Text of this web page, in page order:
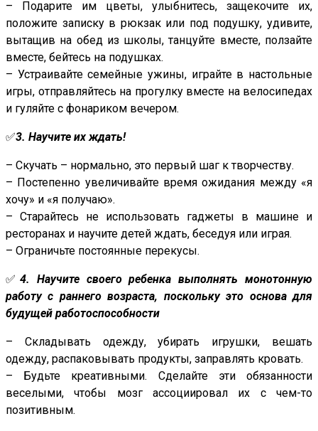
– Подарите им цветы, улыбнитесь, защекочите их,
положите записку в рюкзак или под подушку, удивите,
вытащив на обед из школы, танцуйте вместе, ползайте
вместе, бейтесь на подушках.
– Устраивайте семейные ужины, играйте в настольные
игры, отправляйтесь на прогулку вместе на велосипедах
и гуляйте с фонариком вечером.
✅3. Научите их ждать!
– Скучать – нормально, это первый шаг к творчеству.
– Постепенно увеличивайте время ожидания между «я
хочу» и «я получаю».
– Старайтесь не использовать гаджеты в машине и
ресторанах и научите детей ждать, беседуя или играя.
– Ограничьте постоянные перекусы.
✅ 4. Научите своего ребенка выполнять монотонную
работу с раннего возраста, поскольку это основа для
будущей работоспособности
– Складывать одежду, убирать игрушки, вешать
одежду, распаковывать продукты, заправлять кровать.
– Будьте креативными. Сделайте эти обязанности
веселыми, чтобы мозг ассоциировал их с чем-то
позитивным.